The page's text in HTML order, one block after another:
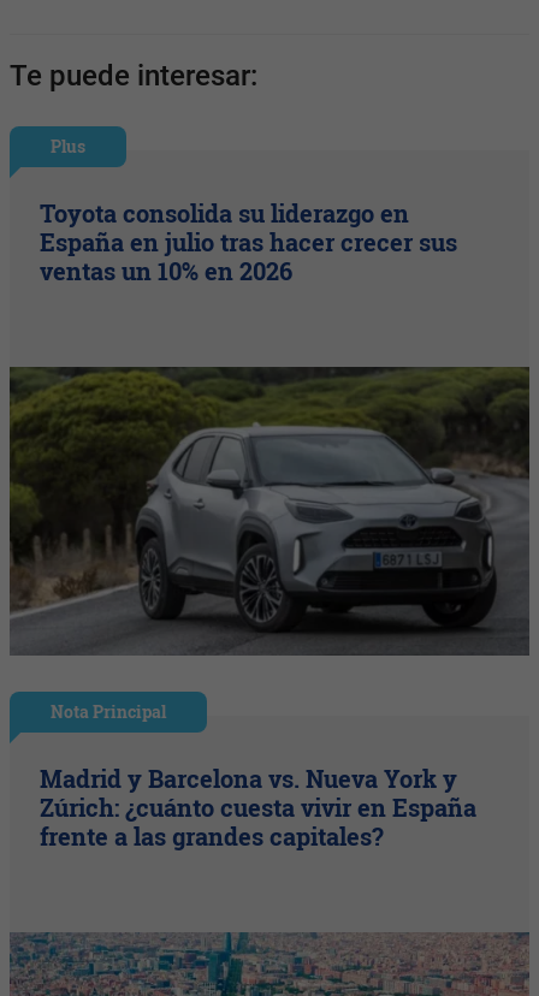
Te puede interesar:
Plus
Toyota consolida su liderazgo en
España en julio tras hacer crecer sus
ventas un 10% en 2026
Nota Principal
Madrid y Barcelona vs. Nueva York y
Zúrich: ¿cuánto cuesta vivir en España
frente a las grandes capitales?